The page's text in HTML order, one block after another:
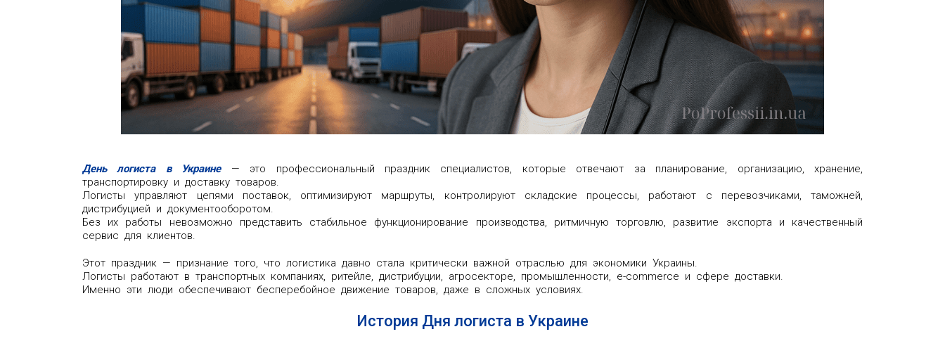
День логиста в Украине— это профессиональный праздник специалистов, которые отвечают за планирование, организацию, хранение,
транспортировку и доставку товаров.
Логисты управляют цепями поставок, оптимизируют маршруты, контролируют складские процессы, работают с перевозчиками, таможней,
дистрибуцией и документооборотом.
Без их работы невозможно представить стабильное функционирование производства, ритмичную торговлю, развитие экспорта и качественный
сервис для клиентов.
Этот праздник — признание того, что логистика давно стала критически важной отраслью для экономики Украины.
Логисты работают в транспортных компаниях, ритейле, дистрибуции, агросекторе, промышленности, e-commerce и сфере доставки.
Именно эти люди обеспечивают бесперебойное движение товаров, даже в сложных условиях.
История Дня логиста в Украине